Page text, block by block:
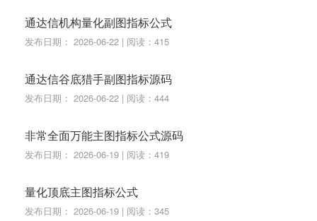
通达信机构量化副图指标公式
发布日期： 2026-06-22 | 阅读：415
通达信谷底猎手副图指标源码
发布日期： 2026-06-22 | 阅读：444
非常全面万能主图指标公式源码
发布日期： 2026-06-19 | 阅读：419
量化顶底主图指标公式
发布日期： 2026-06-19 | 阅读：345